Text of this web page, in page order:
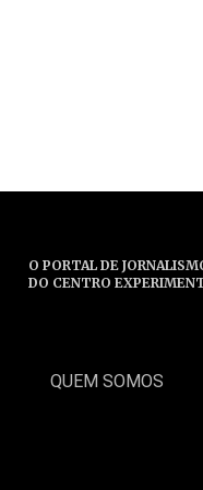
O PORTAL DE
DO CENTRO
QUEM SOMOS